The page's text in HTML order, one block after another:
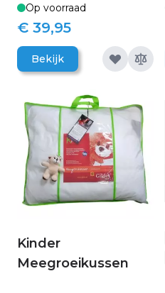
Op voorraad
€ 39,95
Bekijk
Kinder
Meegroeikussen